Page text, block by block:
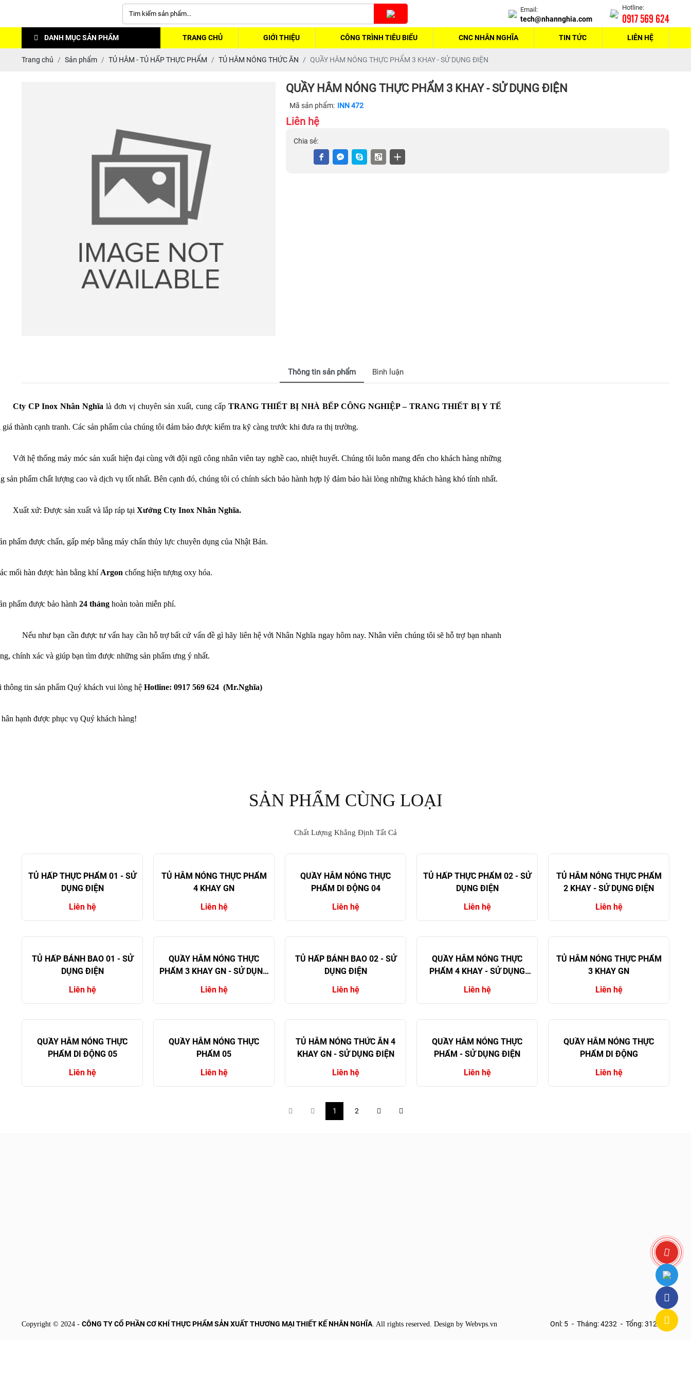
Email:
tech@nhannghia.com
Hotline:
0917 569 624
DANH MỤC SẢN PHẨM TRANG CHỦ GIỚI THIỆU CÔNG TRÌNH TIÊU BIỂU CNC NHÂN NGHĨA TIN TỨC LIÊN HỆ
Trang chủ Sản phẩm TỦ HÂM - TỦ HẤP THỰC PHẨM TỦ HÂM NÓNG THỨC ĂN QUẦY HÂM NÓNG THỰC PHẨM 3 KHAY - SỬ DỤNG ĐIỆN
QUẦY HÂM NÓNG THỰC PHẨM 3 KHAY - SỬ DỤNG ĐIỆN
Mã sản phẩm: INN 472
Liên hệ
Chia sẻ:
Thông tin sản phẩm Bình luận
Cty CP Inox Nhân Nghĩa là đơn vị chuyên sản xuất, cung cấp TRANG THIẾT BỊ NHÀ BẾP CÔNG NGHIỆP – TRANG THIẾT BỊ Y TẾ
thành cạnh tranh. Các sản phẩm của chúng tôi đảm bảo được kiểm tra kỹ càng trước khi đưa ra thị trường.
Với hệ thống máy móc sản xuất hiện đại cùng với đội ngũ công nhân viên tay nghề cao, nhiệt huyết. Chúng tôi luôn mang đến cho khách hàng những
sản phẩm chất lượng cao và dịch vụ tốt nhất. Bên cạnh đó, chúng tôi có chính sách bảo hành hợp lý đảm bảo hài lòng những khách hàng khó tính nhất.
Xuất xứ: Được sản xuất và lắp ráp tại Xưởng Cty Inox Nhân Nghĩa.
phẩm được chấn, gấp mép bằng máy chấn thủy lực chuyên dụng của Nhật Bản.
mối hàn được hàn bằng khí Argon chống hiện tượng oxy hóa.
phẩm được bảo hành 24 thánghoàn toàn miễn phí.
Nếu như bạn cần được tư vấn hay cần hỗ trợ bất cứ vấn đề gì hãy liên hệ với Nhân Nghĩa ngay hôm nay. Nhân viên chúng tôi sẽ hỗ trợ bạn nhanh
chính xác và giúp bạn tìm được những sản phẩm ưng ý nhất.
thông tin sản phẩm Quý khách vui lòng hệ Hotline: 0917 569 624 (Mr.Nghĩa)
hân hạnh được phục vụ Quý khách hàng!
SẢN PHẨM CÙNG LOẠI
Chất Lượng Khẳng Định Tất Cả
TỦ HẤP THỰC PHẨM 01 - SỬ
DỤNG ĐIỆN
Liên hệ
TỦ HÂM NÓNG THỰC PHẨM
4 KHAY GN
Liên hệ
QUẦY HÂM NÓNG THỰC
PHẨM DI ĐỘNG 04
Liên hệ
TỦ HẤP THỰC PHẨM 02 - SỬ
DỤNG ĐIỆN
Liên hệ
TỦ HÂM NÓNG THỰC PHẨM
2 KHAY - SỬ DỤNG ĐIỆN
Liên hệ
TỦ HẤP BÁNH BAO 01 - SỬ
DỤNG ĐIỆN
Liên hệ
QUẦY HÂM NÓNG THỰC
PHẨM 3 KHAY GN - SỬ DỤNG
ĐIỆN
Liên hệ
TỦ HẤP BÁNH BAO 02 - SỬ
DỤNG ĐIỆN
Liên hệ
QUẦY HÂM NÓNG THỰC
PHẨM 4 KHAY - SỬ DỤNG
ĐIỆN
Liên hệ
TỦ HÂM NÓNG THỰC PHẨM
3 KHAY GN
Liên hệ
QUẦY HÂM NÓNG THỰC
PHẨM DI ĐỘNG 05
Liên hệ
QUẦY HÂM NÓNG THỰC
PHẨM 05
Liên hệ
TỦ HÂM NÓNG THỨC ĂN 4
KHAY GN - SỬ DỤNG ĐIỆN
Liên hệ
QUẦY HÂM NÓNG THỰC
PHẨM - SỬ DỤNG ĐIỆN
Liên hệ
QUẦY HÂM NÓNG THỰC
PHẨM DI ĐỘNG
Liên hệ
1 2
Copyright © 2024 - CÔNG TY CỔ PHẦN CƠ KHÍ THỰC PHẨM SẢN XUẤT THƯƠNG MẠI THIẾT KẾ NHÂN NGHĨA. All rights reserved. Design by Webvps.vn Onl: 5 Tháng: 4232 Tổng: 312111